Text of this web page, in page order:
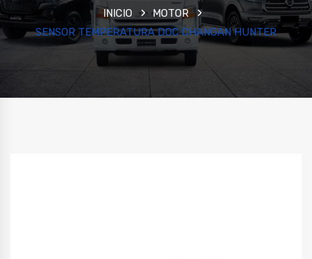
INICIO
MOTOR
SENSOR TEMPERATURA DOC CHANGAN HUNTER